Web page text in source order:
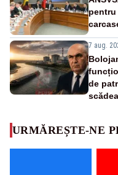
7 aug.
de
scădea
URMĂREȘTE-NE